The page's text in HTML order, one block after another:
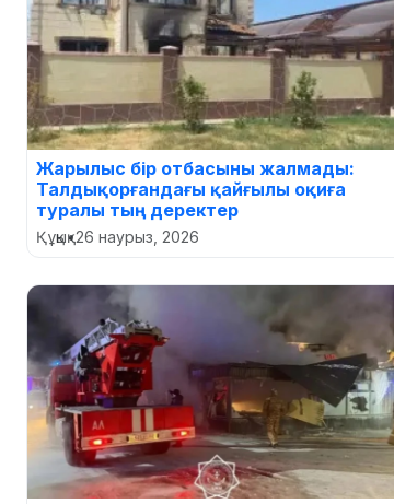
Жарылыс бір отбасыны жалмады:
Талдықорғандағы қайғылы оқиға
туралы тың деректер
Құқық•26 наурыз, 2026